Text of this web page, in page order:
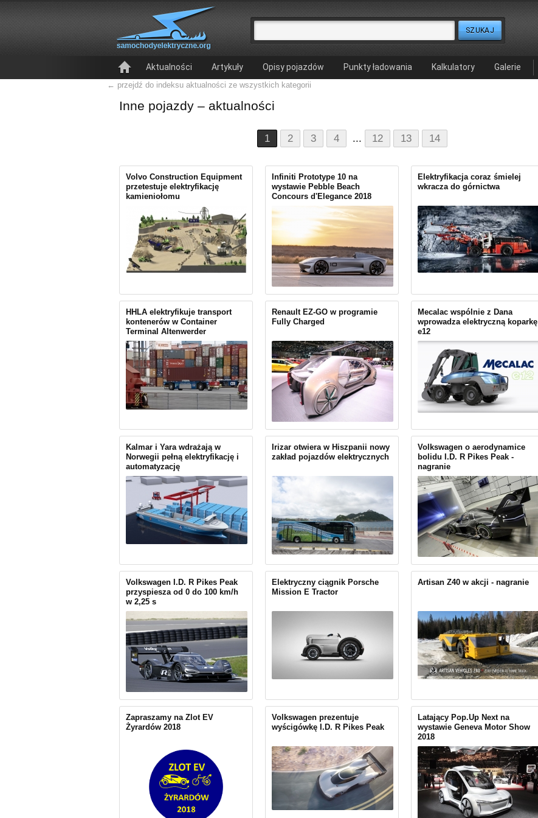
Aktualności Artykuły Opisy pojazdów Punkty ładowania Kalkulatory Galerie
← przejdź do indeksu aktualności ze wszystkich kategorii
Inne pojazdy – aktualności
1 2 3 4 ... 12 13 14
Volvo Construction Equipment
przetestuje elektryfikację
kamieniołomu
Infiniti Prototype 10 na
wystawie Pebble Beach
Concours d'Elegance 2018
Elektryfikacja coraz śmielej
wkracza do górnictwa
HHLA elektryfikuje transport
kontenerów w Container
Terminal Altenwerder
Renault EZ-GO w programie
Fully Charged
Mecalac wspólnie z Dana
wprowadza elektryczną koparkę
e12
Kalmar i Yara wdrażają w
Norwegii pełną elektryfikację i
automatyzację
Irizar otwiera w Hiszpanii nowy
zakład pojazdów elektrycznych
Volkswagen o aerodynamice
bolidu I.D. R Pikes Peak -
nagranie
Volkswagen I.D. R Pikes Peak
przyspiesza od 0 do 100 km/h
w 2,25 s
Elektryczny ciągnik Porsche
Mission E Tractor
Artisan Z40 w akcji - nagranie
Zapraszamy na Zlot EV
Żyrardów 2018
Volkswagen prezentuje
wyścigówkę I.D. R Pikes Peak
Latający Pop.Up Next na
wystawie Geneva Motor Show
2018